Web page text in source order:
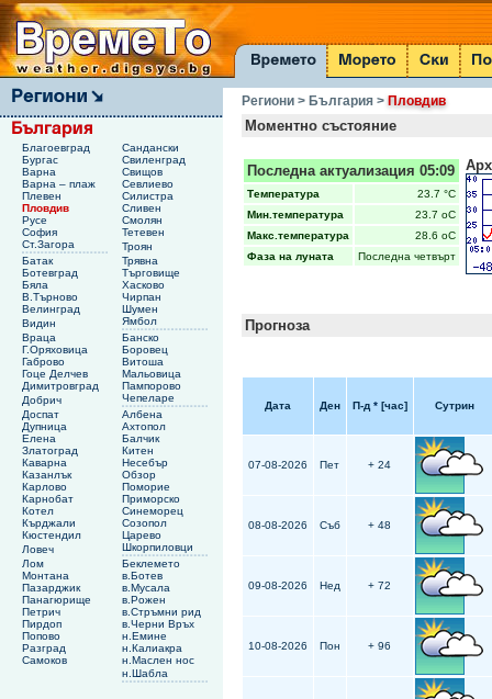
Благоевград
Сандански
Бургас
Свиленград
Варна
Свищов
Варна – плаж
Севлиево
Плевен
Силистра
Пловдив
Сливен
Русе
Смолян
София
Тетевен
Ст.Загора
Троян
Батак
Трявна
Ботевград
Търговище
Бяла
Хасково
В.Търново
Чирпан
Велинград
Шумен
Видин
Ямбол
Враца
Банско
Г.Оряховица
Боровец
Габрово
Витоша
Гоце Делчев
Мальовица
Димитровград
Пампорово
Добрич
Чепеларе
Доспат
Албена
Дупница
Ахтопол
Елена
Балчик
Златоград
Китен
Каварна
Несебър
Казанлък
Обзор
Карлово
Поморие
Карнобат
Приморско
Котел
Синеморец
Кърджали
Созопол
Кюстендил
Царево
Ловеч
Шкорпиловци
Лом
Беклемето
Монтана
в.Ботев
Пазарджик
в.Мусала
Панагюрище
в.Рожен
Петрич
в.Стръмни рид
Пирдоп
в.Черни Връх
Попово
н.Емине
Разград
н.Калиакра
Самоков
н.Маслен нос
н.Шабла
Региони > България>Пловдив
Моментно състояние
Последна актуализация 05:09
Температура
23.7 °C
Мин.температура
23.7 oC
Макс.температура
28.6 oC
Фаза на луната
Последна четвърт
Прогноза
Дата Ден П-д *[час] Сутрин
07-08-2026 Пет + 24
08-08-2026 Съб + 48
09-08-2026 Нед + 72
10-08-2026 Пон + 96